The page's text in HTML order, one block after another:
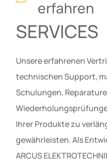
erfahren
SERVICES
Unsere erfahrenen
technischen Support,
Schulungen,
Ihrer Produkte zu
gewährleisten. Als
ARCUS